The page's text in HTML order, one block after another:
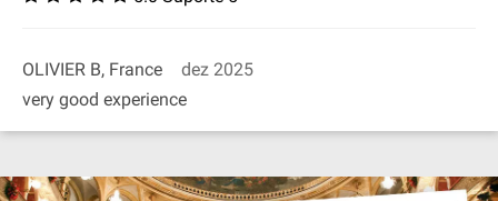
OLIVIER B, France
dez 2025
very good experience